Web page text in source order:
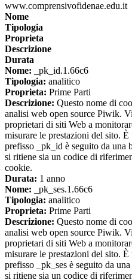
www.comprensivofidenae.edu.it
Nome
Tipologia
Proprieta
Descrizione
Durata
Nome: _pk_id.1.66c6
Tipologia: analitico
Proprieta: Prime Parti
Descrizione: Questo nome di
analisi web open source Piwik.
proprietari di siti Web a
misurare le prestazioni del sito.
prefisso _pk_id è seguito da una
si ritiene sia un codice di
cookie.
Durata: 1 anno
Nome: _pk_ses.1.66c6
Tipologia: analitico
Proprieta: Prime Parti
Descrizione: Questo nome di
analisi web open source Piwik.
proprietari di siti Web a
misurare le prestazioni del sito.
prefisso _pk_ses è seguito da
si ritiene sia un codice di